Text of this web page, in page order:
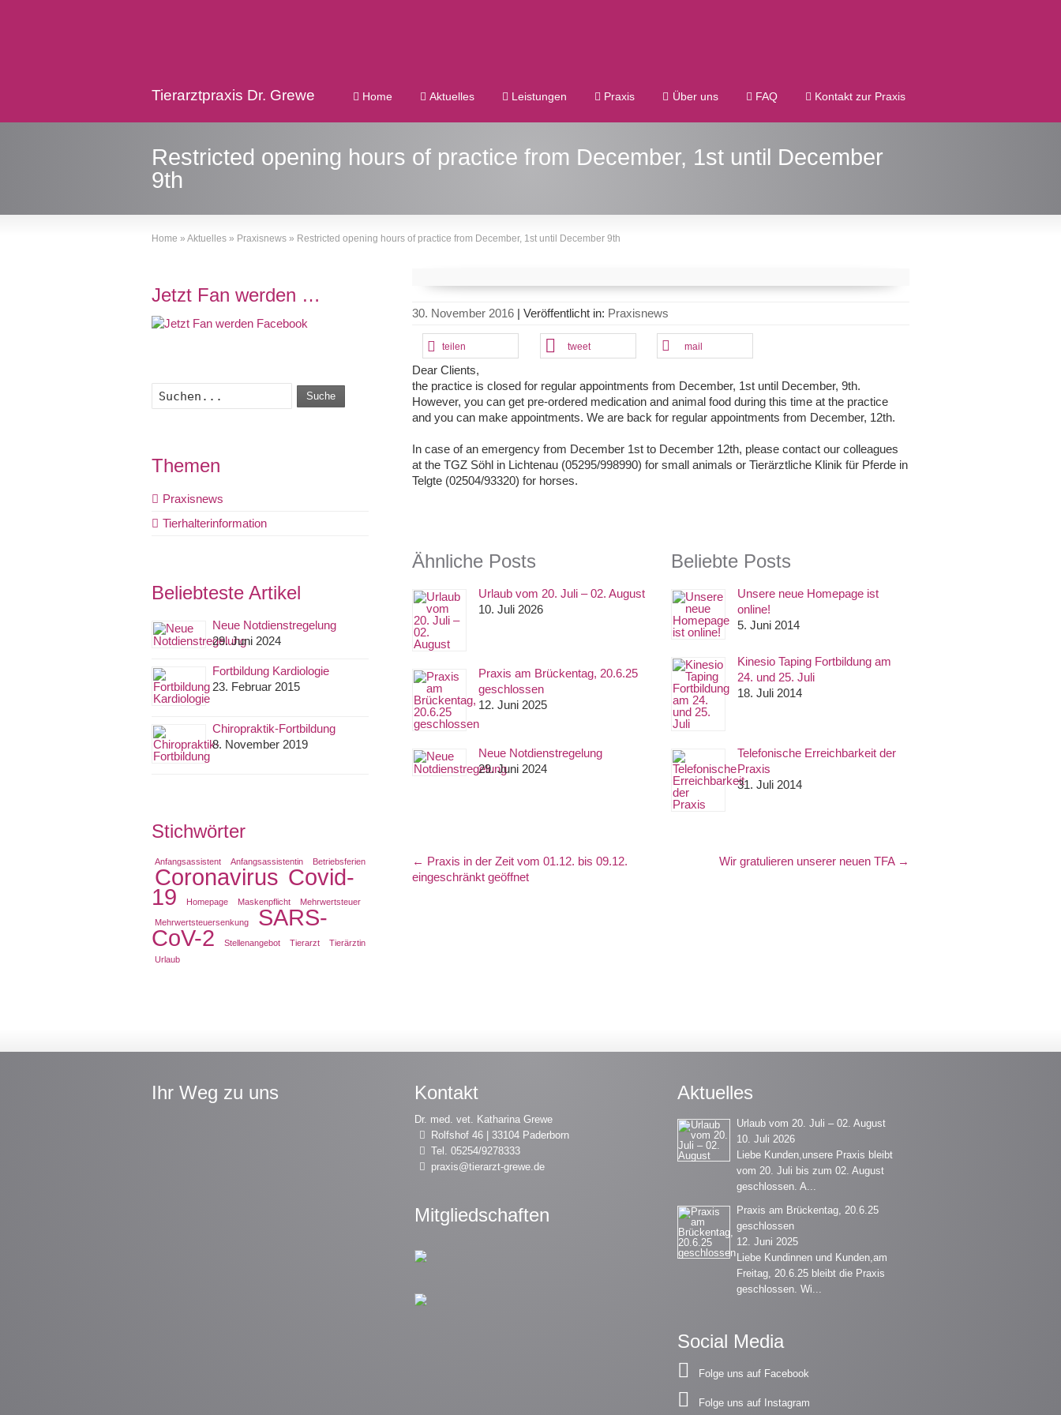
Tierarztpraxis Dr. Grewe Home Aktuelles Leistungen Praxis Über uns FAQ Kontakt zur Praxis
Restricted opening hours of practice from December, 1st until December
9th
Home » Aktuelles » Praxisnews » Restricted opening hours of practice from December, 1st until December 9th
30. November 2016 | Veröffentlicht in: Praxisnews
teilen tweet mail
Dear Clients,
the practice is closed for regular appointments from December, 1st until December, 9th.
However, you can get pre-ordered medication and animal food during this time at the practice
and you can make appointments. We are back for regular appointments from December, 12th.
In case of an emergency from December 1st to December 12th, please contact our colleagues
at the TGZ Söhl in Lichtenau (05295/998990) for small animals or Tierärztliche Klinik für Pferde in
Telgte (02504/93320) for horses.
Ähnliche Posts
Urlaub vom 20. Juli – 02. August
10. Juli 2026
Praxis am Brückentag, 20.6.25
geschlossen
12. Juni 2025
Neue Notdienstregelung
29. Juni 2024
Beliebte Posts
Unsere neue Homepage ist
online!
5. Juni 2014
Kinesio Taping Fortbildung am
24. und 25. Juli
18. Juli 2014
Telefonische Erreichbarkeit der
Praxis
31. Juli 2014
← Praxis in der Zeit vom 01.12. bis 09.12.
eingeschränkt geöffnet
Wir gratulieren unserer neuen TFA →
Jetzt Fan werden …
Suche
Themen
Praxisnews
Tierhalterinformation
Beliebteste Artikel
Neue Notdienstregelung
29. Juni 2024
Fortbildung Kardiologie
23. Februar 2015
Chiropraktik-Fortbildung
8. November 2019
Stichwörter
Anfangsassistent Anfangsassistentin Betriebsferien
Coronavirus Covid-
19 Homepage Maskenpflicht Mehrwertsteuer
Mehrwertsteuersenkung SARS-
CoV-2 Stellenangebot Tierarzt
Tierärztin
Urlaub
Ihr Weg zu uns Kontakt
Dr. med. vet. Katharina Grewe
Rolfshof 46 | 33104 Paderborn
Tel. 05254/9278333
praxis@tierarzt-grewe.de
Mitgliedschaften
Aktuelles
Urlaub vom 20. Juli – 02. August
10. Juli 2026
Liebe Kunden,unsere Praxis bleibt
vom 20. Juli bis zum 02. August
geschlossen. A...
Praxis am Brückentag, 20.6.25
geschlossen
12. Juni 2025
Liebe Kundinnen und Kunden,am
Freitag, 20.6.25 bleibt die Praxis
geschlossen. Wi...
Social Media
Folge uns auf Facebook
Folge uns auf Instagram